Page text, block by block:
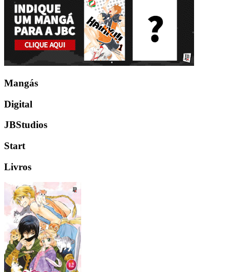
Mangás
Digital
JBStudios
Start
Livros